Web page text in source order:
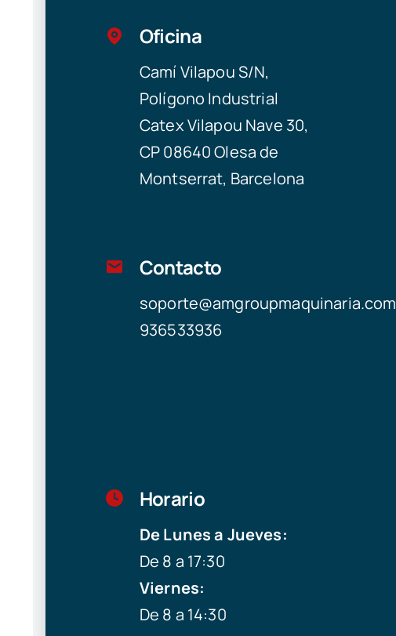
Oficina
Camí Vilapou S/N,
Polígono Industrial
Catex Vilapou Nave 30,
CP 08640 Olesa de
Montserrat, Barcelona
Contacto
soporte@amgroupmaquinaria.com
936533936
Horario
De Lunes a Jueves:
De 8 a 17:30
Viernes:
De 8 a 14:30